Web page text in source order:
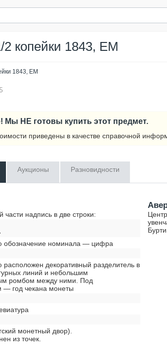
2 копейки 1843, ЕМ
1843, ЕМ
Мы НЕ готовы купить этот предмет.
приведены в качестве справочной
Аукционы Разновидности
части надпись в две строки:
обозначение номинала — цифра
декоративный разделитель в
линий и небольшим
ромбом между ними. Под
— год чекана монеты
монетный двор).
из точек.